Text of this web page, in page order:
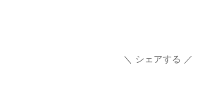
シェアする